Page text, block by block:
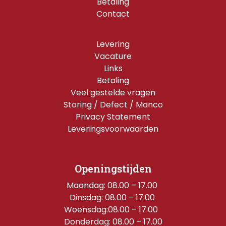
Contact
Levering
Vacature
Links
Betaling
Veel gestelde vragen
Storing / Defect / Manco
Privacy Statement
Leveringsvoorwaarden
Openingstijden
Maandag: 08.00 – 17.00
Dinsdag: 08.00 – 17.00
Woensdag:08.00 – 17.00
Donderdag: 08.00 – 17.00